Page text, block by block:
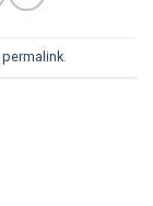
permalink